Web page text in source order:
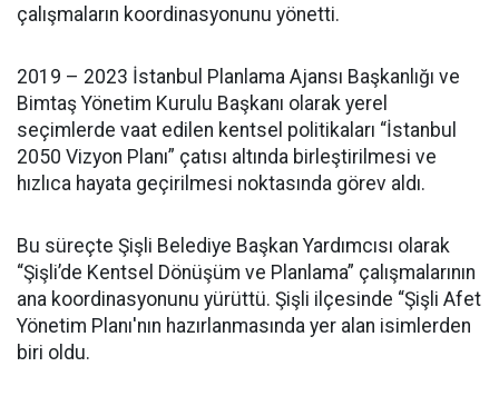
çalışmaların koordinasyonunu yönetti.
2019 – 2023 İstanbul Planlama Ajansı Başkanlığı ve
Bimtaş Yönetim Kurulu Başkanı olarak yerel
seçimlerde vaat edilen kentsel politikaları “İstanbul
2050 Vizyon Planı” çatısı altında birleştirilmesi ve
hızlıca hayata geçirilmesi noktasında görev aldı.
Bu süreçte Şişli Belediye Başkan Yardımcısı olarak
“Şişli’de Kentsel Dönüşüm ve Planlama” çalışmalarının
ana koordinasyonunu yürüttü. Şişli ilçesinde “Şişli Afet
Yönetim Planı'nın hazırlanmasında yer alan isimlerden
biri oldu.